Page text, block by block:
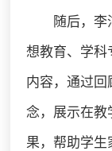
随后，
想教育、学科
内容，通过回
念，展示在教
果，帮助学生